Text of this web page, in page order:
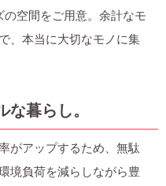
空間をご用意。余計なモ
、本当に大切なモノに集
暮らし。
がアップするため、無駄
境負荷を減らしながら豊